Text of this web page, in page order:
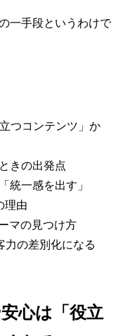
一手段というわけで
つコンテンツ」か
きの出発点
統一感を出す」
理由
マの見つけ方
力の差別化になる
心は「役立